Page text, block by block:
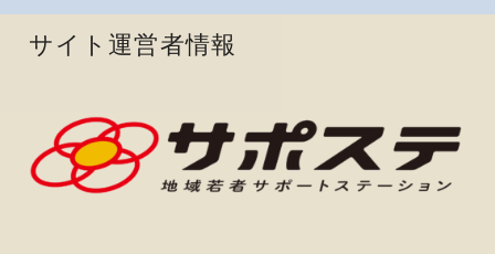
サイト運営者情報